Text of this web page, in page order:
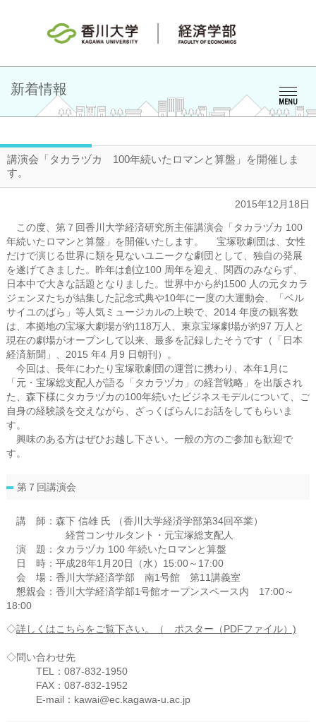
MENU
新着情報
講演会「タカラヅカ 100年続いたロマンと算盤」を開催しま
す。
2015年12月18日
この度、第７回香川大学経済研究所主催講演会「タカラヅカ 100
年続いたロマンと算盤」を開催いたします。 宝塚歌劇団は、女性
だけで演じる世界に類を見ないユニークな劇団として、独自の発展
を遂げてきました。昨年は創立100 周年を迎え、関西のみならず、
日本中で大きな話題となりました。世界中から約1500 人の元タカラ
ジェンヌたちが結集した記念式典や10年に一度の大運動会、「ベル
サイユのばら」等人気ミュージカルの上映で、2014 年度の観客数
は、本拠地の宝塚大劇場が約118万人、東京宝塚劇場が約97 万人と
現在の劇場がオープンして以来、最多を記録したそうです（「日本
経済新聞」、2015 年4 月9 日朝刊）。
今回は、長年にわたり宝塚歌劇団の運営に携わり、本年1月に
「元・宝塚総支配人が語る「タカラヅカ」の経営戦略」を出版され
た、森下様にタカラヅカの100年続いたビジネスモデルについて、ご
自身の経験談を交えながら、ざっくばらんにお話をしてもらいま
す。
興味のある方はぜひお越し下さい。一般の方のご参加も歓迎で
す。
第７回講演会
講 師：森下 信雄 氏 （香川大学経済学部第34回卒業）
経営コンサルタント・元宝塚総支配人
演 題：タカラヅカ 100 年続いたロマンと算盤
日 時：平成28年1月20日（水）15:00～17:00
会 場：香川大学経済学部 南1号館 第11講義室
懇親会：香川大学経済学部1号館オープンスペース内 17:00～
18:00
◇詳しくはこちらをご覧下さい。（ ポスター（PDFファイル）)
◇問い合わせ先
TEL：087-832-1950
FAX：087-832-1952
E-mail：kawai@ec.kagawa-u.ac.jp